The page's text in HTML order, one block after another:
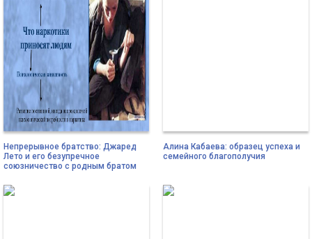
Непрерывное братство: Джаред
Лето и его безупречное
союзничество с родным братом
Алина Кабаева: образец успеха и
семейного благополучия